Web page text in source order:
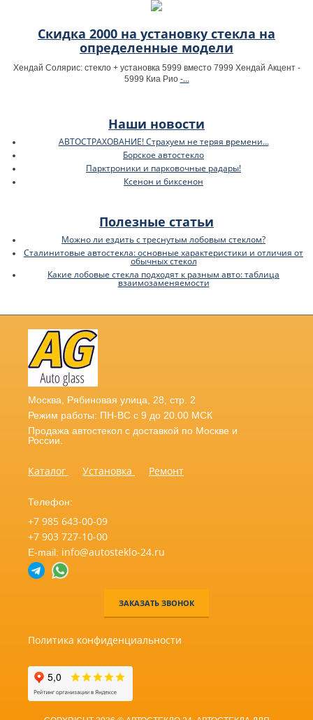
Скидка 2000 на установку стекла на
определенные модели
Хендай Солярис: стекло + установка 5999 вместо 7999 Хендай Акцент -
5999 Киа Рио -...
Наши новости
АВТОСТРАХОВАНИЕ! Страхуем не теряя времени...
Борское автостекло
Парктроники и парковочные радары!
Ксенон и биксенон
Полезные статьи
Можно ли ездить с треснутым лобовым стеклом?
Сталинитовые автостекла: основные характеристики и отличия от
обычных стекол
Какие лобовые стекла подходят к разным авто: таблица
взаимозаменяемости
Москва, Рябиновая улица, 28, стр. 2
Режим работы: ПН-ВС с 9 до 20.00 МСК
Продажа автостекол с доставкой по Москве и
России.
Каталог Установка Ремонт
Телефон:
+7 985 643-00-09
+7 903 727-10-00
E-mail: info@autosteklo-24.ru
ЗАКАЗАТЬ ЗВОНОК
Политика конфиденциальности